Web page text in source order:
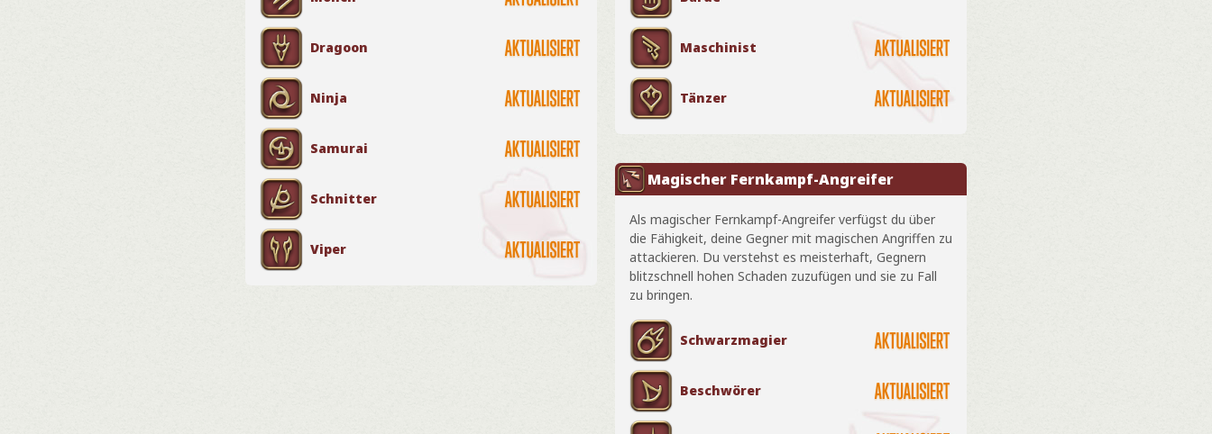
Dragoon
Ninja
Samurai
Schnitter
Viper
Maschinist
Tänzer
Magischer Fernkampf-Angreifer
Als magischer Fernkampf-Angreifer verfügst du über
die Fähigkeit, deine Gegner mit magischen Angriffen zu
attackieren. Du verstehst es meisterhaft, Gegnern
blitzschnell hohen Schaden zuzufügen und sie zu Fall
zu bringen.
Schwarzmagier
Beschwörer